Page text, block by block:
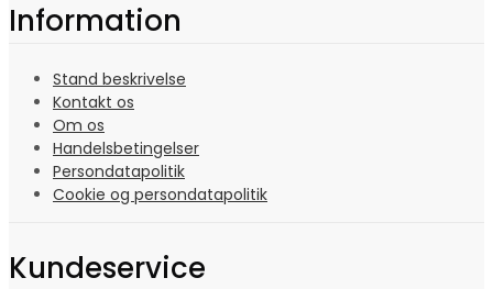
Information
Stand beskrivelse
Kontakt os
Om os
Handelsbetingelser
Persondatapolitik
Cookie og persondatapolitik
Kundeservice